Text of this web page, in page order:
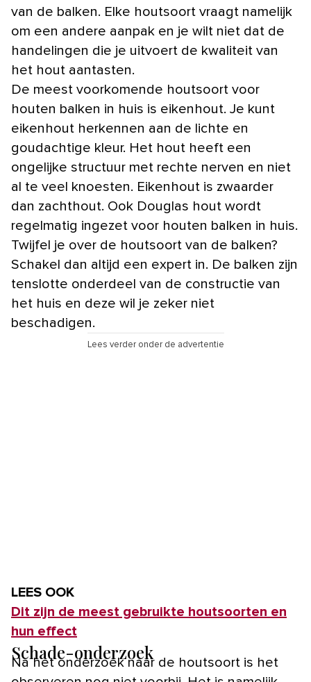
van de balken. Elke houtsoort vraagt namelijk
om een andere aanpak en je wilt niet dat de
handelingen die je uitvoert de kwaliteit van
het hout aantasten.
De meest voorkomende houtsoort voor
houten balken in huis is eikenhout. Je kunt
eikenhout herkennen aan de lichte en
goudachtige kleur. Het hout heeft een
ongelijke structuur met rechte nerven en niet
al te veel knoesten. Eikenhout is zwaarder
dan zachthout. Ook Douglas hout wordt
regelmatig ingezet voor houten balken in huis.
Twijfel je over de houtsoort van de balken?
Schakel dan altijd een expert in. De balken zijn
tenslotte onderdeel van de constructie van
het huis en deze wil je zeker niet
beschadigen.
Lees verder onder de advertentie
LEES OOK
Dit zijn de meest gebruikte houtsoorten en
hun effect
Schade-onderzoek
Na het onderzoek naar de houtsoort is het